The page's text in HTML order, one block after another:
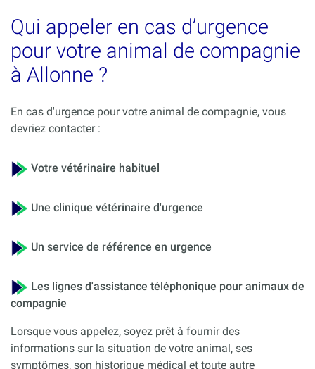
Qui appeler en cas d’urgence
pour votre animal de compagnie
à Allonne ?
En cas d'urgence pour votre animal de compagnie, vous
devriez contacter :
Votre vétérinaire habituel
Une clinique vétérinaire d'urgence
Un service de référence en urgence
Les lignes d'assistance téléphonique pour animaux de
compagnie
Lorsque vous appelez, soyez prêt à fournir des
informations sur la situation de votre animal, ses
symptômes, son historique médical et toute autre